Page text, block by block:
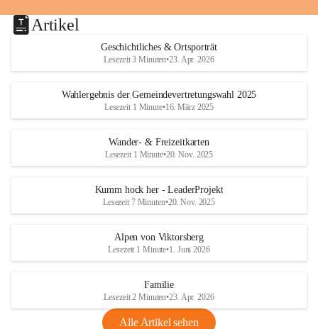
Artikel
Geschichtliches & Ortsporträt
Lesezeit 3 Minuten•23. Apr. 2026
Wahlergebnis der Gemeindevertretungswahl 2025
Lesezeit 1 Minute•16. März 2025
Wander- & Freizeitkarten
Lesezeit 1 Minute•20. Nov. 2025
Kumm hock her - LeaderProjekt
Lesezeit 7 Minuten•20. Nov. 2025
Alpen von Viktorsberg
Lesezeit 1 Minute•1. Juni 2026
Familie
Lesezeit 2 Minuten•23. Apr. 2026
Alle Artikel sehen